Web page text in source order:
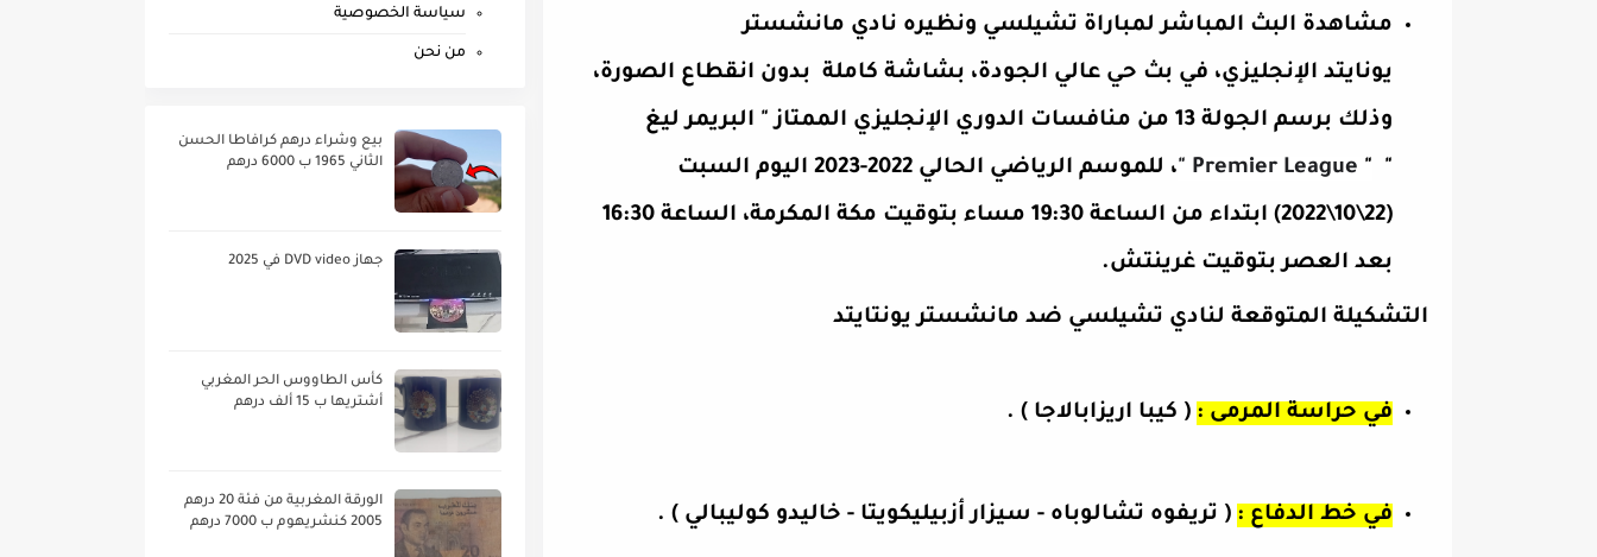
مشاهدة البث المباشر لمباراة تشيلسي ونظيره نادي مانشستر
يونايتد الإنجليزي، في بث حي عالي الجودة، بشاشة كاملة بدون انقطاع الصورة،
وذلك برسم الجولة 13 من منافسات
الدوري الإنجليزي الممتاز" البريمر ليغ
"
"
Premier League "
، للموسم الرياضي الحالي 2022-2023 اليوم السبت
(22\10\2022) ابتداء من الساعة 19:30 مساء بتوقيت مكة المكرمة، الساعة 16:30
بعد العصر بتوقيت غرينتش.
التشكيلة المتوقعة لنادي تشيلسي ضد مانشستر يونتايتد
في حراسة المرمى : ( كيبا اريزابالاجا ) .
في خط الدفاع : ( تريفوه تشالوباه - سيزار أزبيليكويتا - خاليدو كوليبالي ) .
سياسة الخصوصية
من نحن
بيع وشراء درهم كرافاطا الحسن
الثاني 1965 ب 6000 درهم
جهاز DVD video في 2025
كأس الطاووس الحر المغربي
أشتريها ب 15 ألف درهم
الورقة المغربية من فئة 20 درهم
2005 كنشريهوم ب 7000 درهم